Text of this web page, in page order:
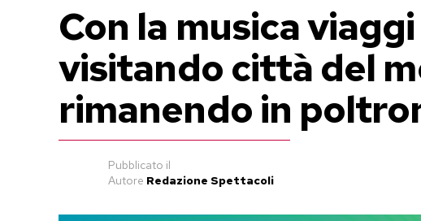
Con la musica
visitando città del
rimanendo in
Pubblicato il
Autore Redazione Spettacoli